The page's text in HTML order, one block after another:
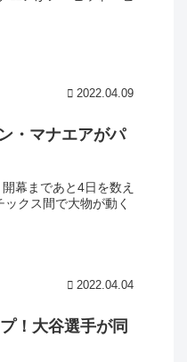
2022.04.09
・マナエアがパ
幕まであと4日を数え
クス間で大物が動く
2022.04.04
！大谷選手が同